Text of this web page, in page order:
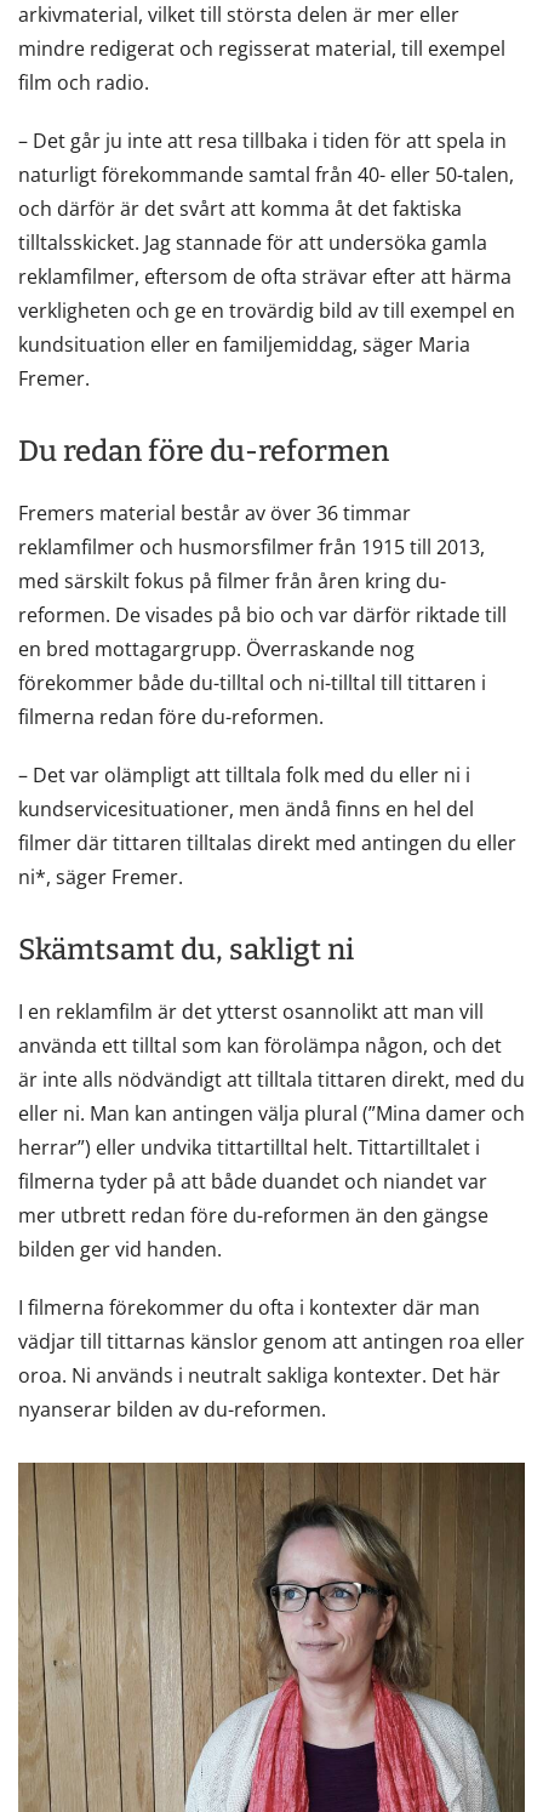
arkivmaterial, vilket till största delen är mer eller
mindre redigerat och regisserat material, till exempel
film och radio.
– Det går ju inte att resa tillbaka i tiden för att spela in
naturligt förekommande samtal från 40- eller 50-talen,
och därför är det svårt att komma åt det faktiska
tilltalsskicket. Jag stannade för att undersöka gamla
reklamfilmer, eftersom de ofta strävar efter att härma
verkligheten och ge en trovärdig bild av till exempel en
kundsituation eller en familjemiddag, säger Maria
Fremer.
Du redan före du-reformen
Fremers material består av över 36 timmar
reklamfilmer och husmorsfilmer från 1915 till 2013,
med särskilt fokus på filmer från åren kring du-
reformen. De visades på bio och var därför riktade till
en bred mottagargrupp. Överraskande nog
förekommer både du-tilltal och ni-tilltal till tittaren i
filmerna redan före du-reformen.
– Det var olämpligt att tilltala folk med du eller ni i
kundservicesituationer, men ändå finns en hel del
filmer där tittaren tilltalas direkt med antingen du eller
ni*, säger Fremer.
Skämtsamt du, sakligt ni
I en reklamfilm är det ytterst osannolikt att man vill
använda ett tilltal som kan förolämpa någon, och det
är inte alls nödvändigt att tilltala tittaren direkt, med du
eller ni. Man kan antingen välja plural (”Mina damer och
herrar”) eller undvika tittartilltal helt. Tittartilltalet i
filmerna tyder på att både duandet och niandet var
mer utbrett redan före du-reformen än den gängse
bilden ger vid handen.
I filmerna förekommer du ofta i kontexter där man
vädjar till tittarnas känslor genom att antingen roa eller
oroa. Ni används i neutralt sakliga kontexter. Det här
nyanserar bilden av du-reformen.